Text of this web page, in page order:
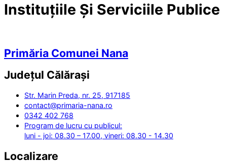
Instituțiile Și Serviciile Publice
Primăria Comunei Nana
Județul Călărași
Str. Marin Preda, nr. 25, 917185
contact@primaria-nana.ro
0342 402 768
Program de lucru cu publicul:
luni - joi: 08.30 – 17.00, vineri: 08.30 - 14.30
Localizare